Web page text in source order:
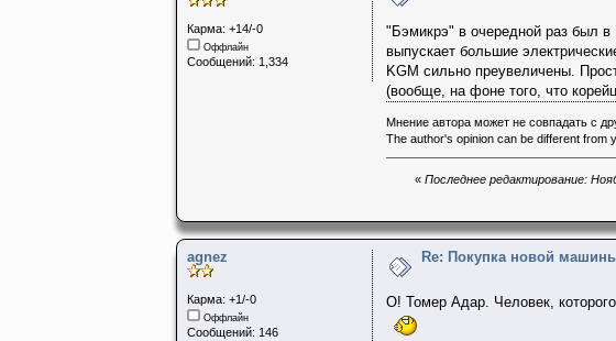
Карма: +14/-0
Оффлайн
Сообщений: 1,334
"Бэмикрэ" в очередной раз был в
выпускает большие
KGM сильно преувеличены.
(вообще, на фоне того, что
Мнение автора может не совпадать с
The author's opinion can be different from
« Последнее редактирование:
agnez
Карма: +1/-0
Оффлайн
Сообщений: 146
Re: Покупка новой
О! Томер Адар. Человек,